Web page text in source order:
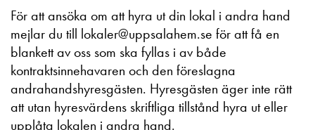
För att ansöka om att hyra ut din lokal i andra hand
mejlar du till lokaler@uppsalahem.se för att få en
blankett av oss som ska fyllas i av både
kontraktsinnehavaren och den föreslagna
andrahandshyresgästen. Hyresgästen äger inte rätt
att utan hyresvärdens skriftliga tillstånd hyra ut eller
upplåta lokalen i andra hand.